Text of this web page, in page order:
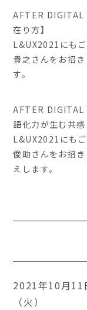
AFTER DIGITAL
在り方】
L&UX2021にも
貴之さんをお招
す。
AFTER DIGITAL
語化力が生む共感
L&UX2021にも
俊助さんをお招
えします。
2021年10月11
（火）